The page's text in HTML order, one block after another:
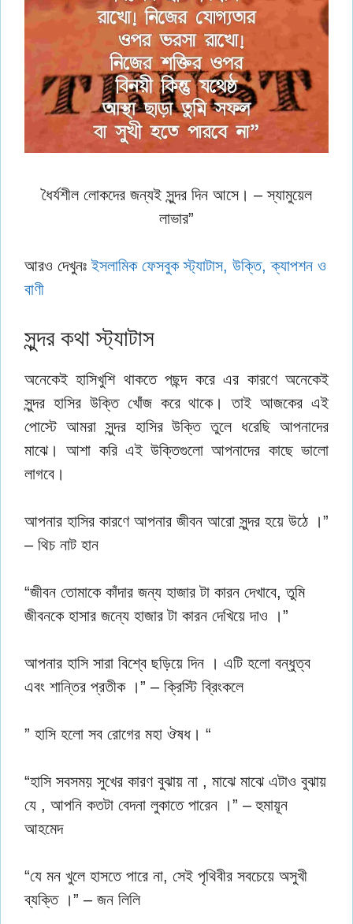
ধৈর্যশীল লোকদের জন্যই সুন্দর দিন আসে। – স্যামুয়েল
লাভার”
আরও দেখুনঃইসলামিক ফেসবুক স্ট্যাটাস, উক্তি, ক্যাপশন ও
বাণী
সুন্দর কথা স্ট্যাটাস
অনেকেই হাসিখুশি থাকতে পছন্দ করে এর কারণে অনেকেই
সুন্দর হাসির উক্তি খোঁজ করে থাকে। তাই আজকের এই
পোস্টে আমরা সুন্দর হাসির উক্তি তুলে ধরেছি আপনাদের
মাঝে। আশা করি এই উক্তিগুলো আপনাদের কাছে ভালো
লাগবে।
আপনার হাসির কারণে আপনার জীবন আরো সুন্দর হয়ে উঠে ।”
– থিচ নাট হান
“জীবন তোমাকে কাঁদার জন্য হাজার টা কারন দেখাবে, তুমি
জীবনকে হাসার জন্যে হাজার টা কারন দেখিয়ে দাও ।”
আপনার হাসি সারা বিশ্বে ছড়িয়ে দিন । এটি হলো বন্ধুত্ব
এবং শান্তির প্রতীক ।” – ক্রিস্টি ব্রিংকলে
” হাসি হলো সব রোগের মহা ঔষধ। “
“হাসি সবসময় সুখের কারণ বুঝায় না , মাঝে মাঝে এটাও বুঝায়
যে , আপনি কতটা বেদনা লুকাতে পারেন ।” – হুমায়ূন
আহমেদ
“যে মন খুলে হাসতে পারে না, সেই পৃথিবীর সবচেয়ে অসুখী
ব্যক্তি ।” – জন লিলি